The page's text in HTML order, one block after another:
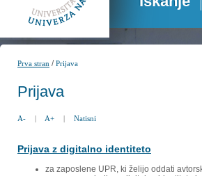
Prva stran /Prijava
Prijava
A- | A+ | Natisni
Prijava z digitalno identiteto
za zaposlene UPR, ki želijo oddati